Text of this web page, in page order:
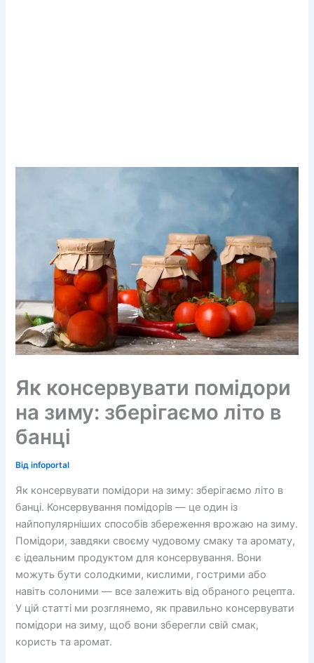
Як консервувати помідори
на зиму: зберігаємо літо в
банці
Відinfoportal
Як консервувати помідори на зиму: зберігаємо літо в
банці. Консервування помідорів — це один із
найпопулярніших способів збереження врожаю на зиму.
Помідори, завдяки своєму чудовому смаку та аромату,
є ідеальним продуктом для консервування. Вони
можуть бути солодкими, кислими, гострими або
навіть солоними — все залежить від обраного рецепта.
У цій статті ми розглянемо, як правильно консервувати
помідори на зиму, щоб вони зберегли свій смак,
користь та аромат.